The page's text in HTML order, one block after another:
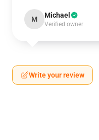
M Michael
Verified owner
Write your review